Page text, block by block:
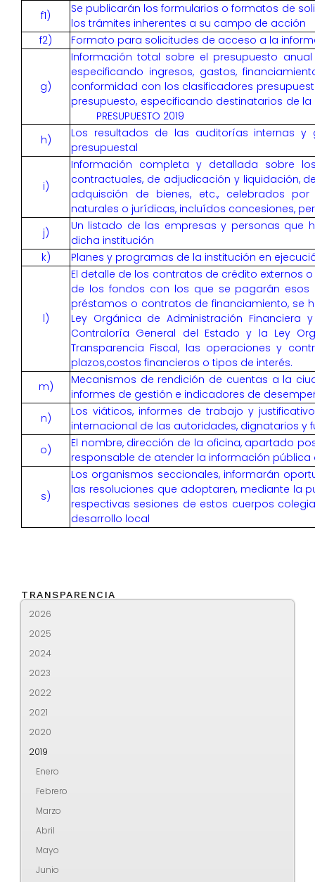
f1)
Se publicarán los formularios o formatos de
los trámites inherentes a su campo de acción
f2)
Formato para solicitudes de acceso a la
g)
Información total sobre el presupuesto
especificando ingresos, gastos,
conformidad con los clasificadores
presupuesto, especificando destinatarios de
PRESUPUESTO 2019
h)
Los resultados de las auditorías internas y
presupuestal
i)
Información completa y detallada sobre
contractuales, de adjudicación y liquidación,
adquisción de bienes, etc., celebrados
naturales o jurídicas, incluídos concesiones,
j)
Un listado de las empresas y personas que
dicha institución
k)
Planes y programas de la institución en
l)
El detalle de los contratos de crédito externos
de los fondos con los que se pagarán esos
préstamos o contratos de financiamiento, se
Ley Orgánica de Administración Financiera
Contraloría General del Estado y la Ley
Transparencia Fiscal, las operaciones y
plazos,costos financieros o tipos de interés.
m)
Mecanismos de rendición de cuentas a la
informes de gestión e indicadores de
n)
Los viáticos, informes de trabajo y
internacional de las autoridades, dignatarios y
o)
El nombre, dirección de la oficina, apartado
responsable de atender la información pública
s)
Los organismos seccionales, informarán
las resoluciones que adoptaren, mediante la
respectivas sesiones de estos cuerpos
desarrollo local
TRANSPARENCIA
2026
2025
2024
2023
2022
2021
2020
2019
Enero
Febrero
Marzo
Abril
Mayo
Junio